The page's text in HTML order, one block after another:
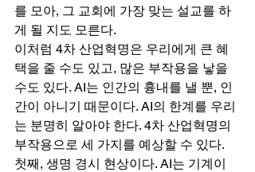
를 모아, 그 교회에 가장 맞는 설교를 하
게 될 지도 모른다.
이처럼 4차 산업혁명은 우리에게 큰 혜
택을 줄 수도 있고, 많은 부작용을 낳을
수도 있다. AI는 인간의 흉내를 낼 뿐, 인
간이 아니기 때문이다. AI의 한계를 우리
는 분명히 알아야 한다. 4차 산업혁명의
부작용으로 세 가지를 예상할 수 있다.
첫째, 생명 경시 현상이다. AI는 기계이